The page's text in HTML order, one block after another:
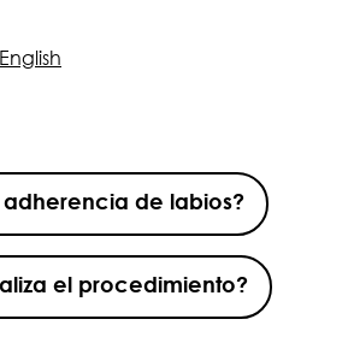
adherencia de labios?
el procedimiento?